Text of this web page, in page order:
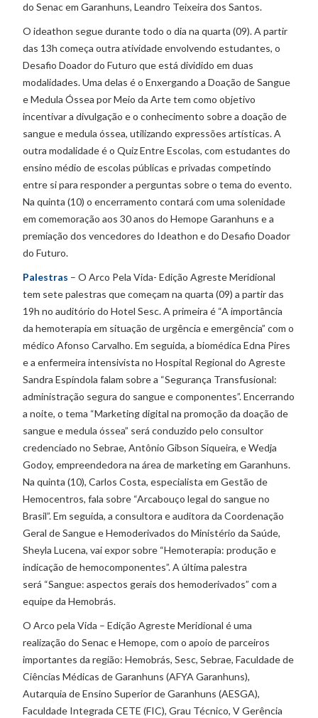
do Senac em Garanhuns, Leandro Teixeira dos Santos.
O ideathon segue durante todo o dia na quarta (09). A partir
das 13h começa outra atividade envolvendo estudantes, o
Desafio Doador do Futuro que está dividido em duas
modalidades. Uma delas é o Enxergando a Doação de Sangue
e Medula Óssea por Meio da Arte tem como objetivo
incentivar a divulgação e o conhecimento sobre a doação de
sangue e medula óssea, utilizando expressões artísticas. A
outra modalidade é o Quiz Entre Escolas, com estudantes do
ensino médio de escolas públicas e privadas competindo
entre si para responder a perguntas sobre o tema do evento.
Na quinta (10) o encerramento contará com uma solenidade
em comemoração aos 30 anos do Hemope Garanhuns e a
premiação dos vencedores do Ideathon e do Desafio Doador
do Futuro.
Palestras – O Arco Pela Vida- Edição Agreste Meridional
tem sete palestras que começam na quarta (09) a partir das
19h no auditório do Hotel Sesc. A primeira é “A importância
da hemoterapia em situação de urgência e emergência” com o
médico Afonso Carvalho. Em seguida, a biomédica Edna Pires
e a enfermeira intensivista no Hospital Regional do Agreste
Sandra Espíndola falam sobre a “Segurança Transfusional:
administração segura do sangue e componentes”. Encerrando
a noite, o tema “Marketing digital na promoção da doação de
sangue e medula óssea” será conduzido pelo consultor
credenciado no Sebrae, Antônio Gibson Siqueira, e Wedja
Godoy, empreendedora na área de marketing em Garanhuns.
Na quinta (10), Carlos Costa, especialista em Gestão de
Hemocentros, fala sobre “Arcabouço legal do sangue no
Brasil”. Em seguida, a consultora e auditora da Coordenação
Geral de Sangue e Hemoderivados do Ministério da Saúde,
Sheyla Lucena, vai expor sobre “Hemoterapia: produção e
indicação de hemocomponentes”. A última palestra
será “Sangue: aspectos gerais dos hemoderivados” com a
equipe da Hemobrás.
O Arco pela Vida – Edição Agreste Meridional é uma
realização do Senac e Hemope, com o apoio de parceiros
importantes da região: Hemobrás, Sesc, Sebrae, Faculdade de
Ciências Médicas de Garanhuns (AFYA Garanhuns),
Autarquia de Ensino Superior de Garanhuns (AESGA),
Faculdade Integrada CETE (FIC), Grau Técnico, V Gerência